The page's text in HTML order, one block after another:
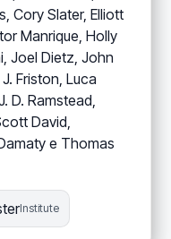
Cory Slater, Elliott
Manrique, Holly
Joel Dietz, John
Friston, Luca
D. Ramstead,
David,
e Thomas
Institute